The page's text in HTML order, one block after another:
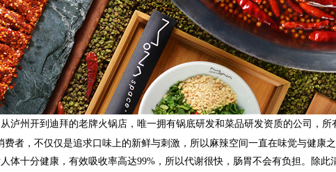
泸州开到迪拜的老牌火锅店，唯一拥有锅底研发和菜品研发资质的公司，
费者 ， 不仅仅是追求口味上的新鲜与刺激 ， 所以麻辣空间一直在味觉与健康
体十分健康，有效吸收率高达99%，所以代谢很快，肠胃不会有负担。 除此